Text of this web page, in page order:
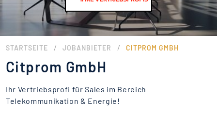
STARTSEITE / JOBANBIETER / CITPROM GMBH
Citprom GmbH
Ihr Vertriebsprofi für Sales im Bereich
Telekommunikation & Energie!